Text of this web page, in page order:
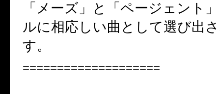
「メーズ」と「ページェント
ルに相応しい曲として選び出
す。
====================